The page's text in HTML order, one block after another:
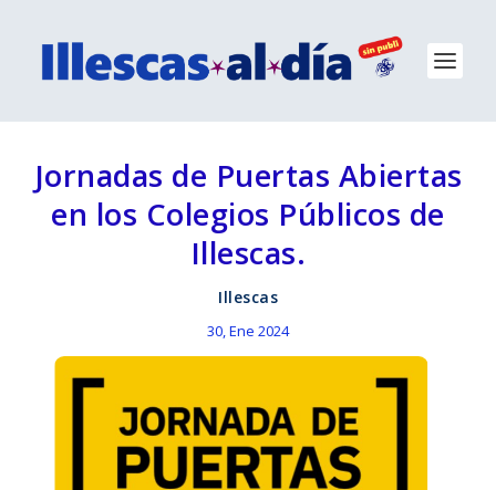
Jornadas de Puertas Abiertas
en los Colegios Públicos de
Illescas.
Illescas
30, Ene 2024